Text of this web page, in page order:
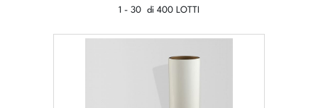
1 - 30 di 400 LOTTI